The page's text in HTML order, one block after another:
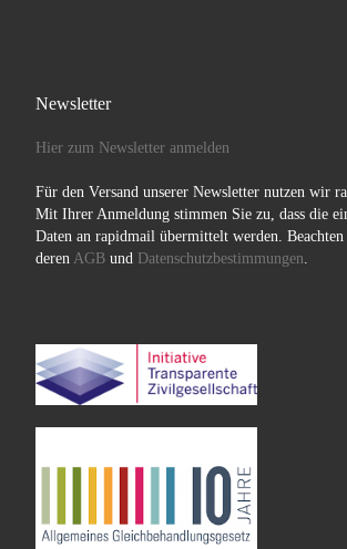
Newsletter
Hier zum Newsletter anmelden
Für den Versand unserer Newsletter nutzen wir
Mit Ihrer Anmeldung stimmen Sie zu, dass die
Daten an rapidmail übermittelt werden.
deren AGBund Datenschutzbestimmungen